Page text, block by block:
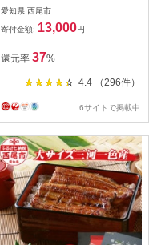
ラ(500g)・A165-13-1
愛知県 西尾市
寄付金額: 13,000円
還元率 37%
4.4 （296件）
6サイトで掲載中